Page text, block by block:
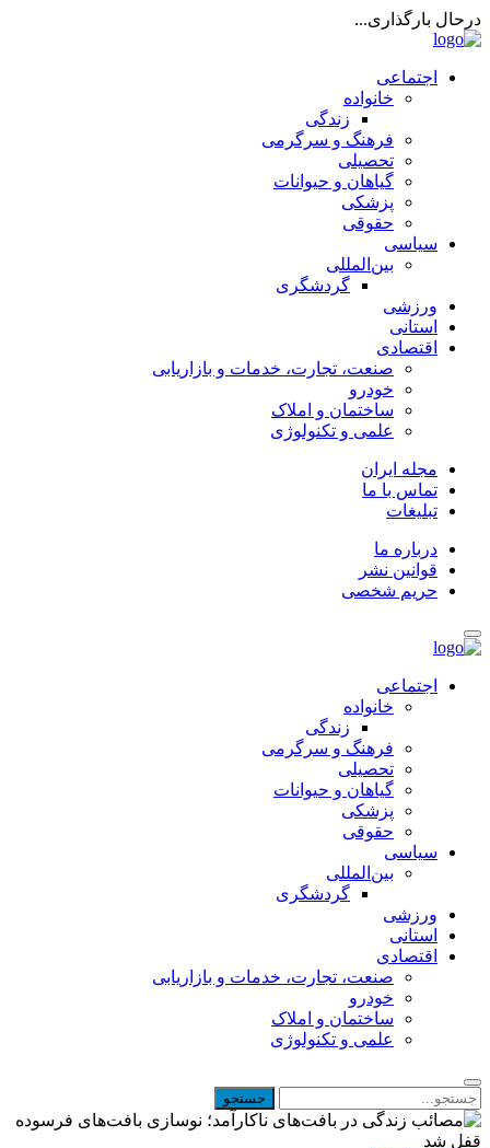
درحال بارگذاری...
اجتماعی
خانواده
زندگی
فرهنگ و سرگرمی
تحصیلی
گیاهان و حیوانات
پزشکی
حقوقی
سیاسی
بین‌المللی
گردشگری
ورزشی
استانی
اقتصادی
صنعت، تجارت، خدمات و بازاریابی
خودرو
ساختمان و املاک
علمی و تکنولوژی
مجله ایران
تماس با ما
تبلیغات
درباره ما
قوانین نشر
حریم شخصی
اجتماعی
خانواده
زندگی
فرهنگ و سرگرمی
تحصیلی
گیاهان و حیوانات
پزشکی
حقوقی
سیاسی
بین‌المللی
گردشگری
ورزشی
استانی
اقتصادی
صنعت، تجارت، خدمات و بازاریابی
خودرو
ساختمان و املاک
علمی و تکنولوژی